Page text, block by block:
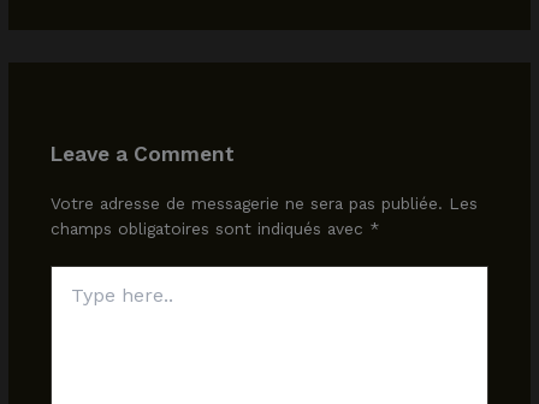
Leave a Comment
Votre adresse de messagerie ne sera pas publiée. Les
champs obligatoires sont indiqués avec *
here..